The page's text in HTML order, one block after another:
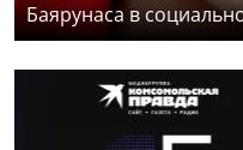
Баярунаса в